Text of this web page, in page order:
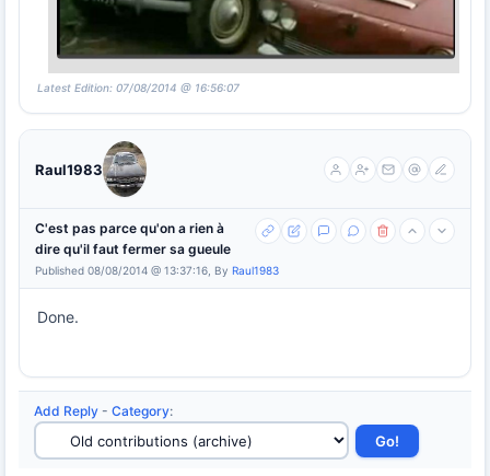
Latest Edition: 07/08/2014 @ 16:56:07
Raul1983
C'est pas parce qu'on a rien à
dire qu'il faut fermer sa gueule
Published 08/08/2014 @ 13:37:16, By Raul1983
Done.
Add Reply - Category: